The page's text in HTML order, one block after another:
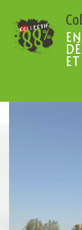
au
contenu